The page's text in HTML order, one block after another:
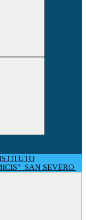
SAN SEVERO